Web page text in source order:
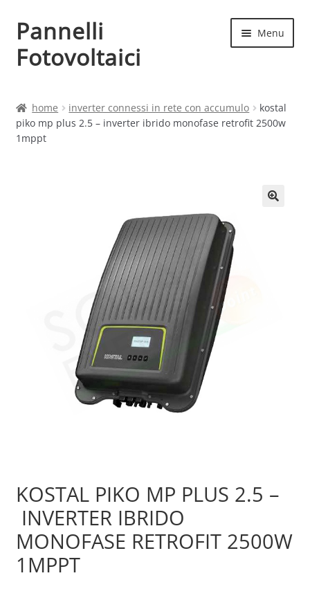
Vai
alla
navigazione
Vai
al
contenuto
Pannelli
Fotovoltaici
Menu
Cart
Sample Page
home inverter connessi in rete con accumulo
kostal
piko mp plus 2.5 – inverter ibrido monofase retrofit 2500w
1mppt
KOSTAL PIKO MP PLUS 2.5 –
INVERTER IBRIDO
MONOFASE RETROFIT 2500W
1MPPT